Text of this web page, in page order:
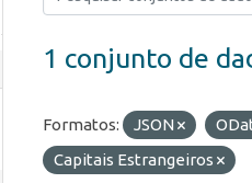
1 conjunto de
Formatos: JSON
Capitais Estrangeiros